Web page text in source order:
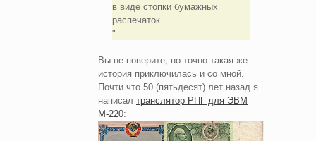
в виде стопки бумажных
распечаток.
Вы не поверите, но точно такая же
история приключилась и со мной.
Почти что 50 (пятьдесят) лет назад я
написал транслятор РПГ для ЭВМ
М-220: